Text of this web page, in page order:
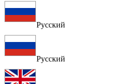
Русский
Русский